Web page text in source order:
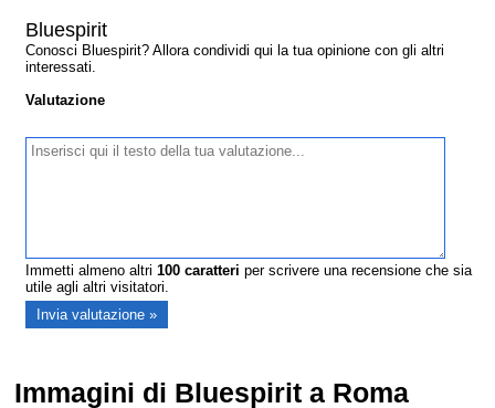
Bluespirit
Conosci Bluespirit? Allora condividi qui la tua opinione con gli altri
interessati.
Valutazione
Immetti almeno altri100 caratteri per scrivere una recensione che sia
utile agli altri visitatori.
Immagini di Bluespirit a Roma